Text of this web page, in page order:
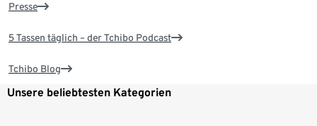
Presse
5 Tassen täglich – der Tchibo Podcast
Tchibo Blog
Unsere beliebtesten Kategorien